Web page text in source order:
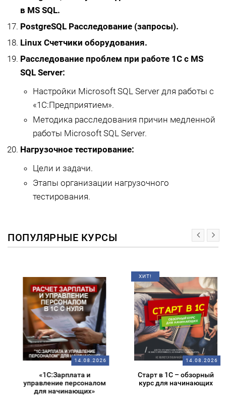
в MS SQL.
PostgreSQL Расследование (запросы).
Linux Счетчики оборудования.
Расследование проблем при работе 1С с MS
SQL Server:
Настройки Microsoft SQL Server для работы с
«1С:Предприятием».
Методика расследования причин медленной
работы Microsoft SQL Server.
Нагрузочное тестирование:
Цели и задачи.
Этапы организации нагрузочного
тестирования.
ПОПУЛЯРНЫЕ КУРСЫ
14.08.2026
«1С:Зарплата и
управление персоналом
для начинающих»
ХИТ!
14.08.2026
Старт в 1С – обзорный
курс для начинающих